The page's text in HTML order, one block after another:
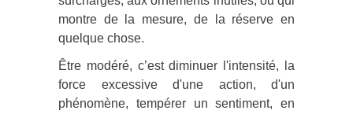
montre de la mesure, de la réserve en
quelque chose.
Être modéré, c’est diminuer l'intensité, la
force excessive d'une action, d'un
phénomène, tempérer un sentiment, en